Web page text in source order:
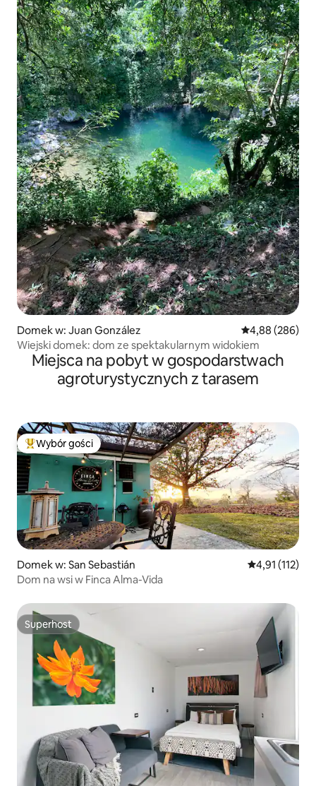
Domek w: Juan González Średnia
4,88 (286)
Wiejski domek: dom ze spektakularnym widokiem
Miejsca na pobyt w gospodarstwach
agroturystycznych z tarasem
Najpopularniejsze z kategorii Wybór gości
Wybór gości
Domek w: San Sebastián Średnia
4,91 (112)
Dom na wsi w Finca Alma-Vida
Superhost
Superhost